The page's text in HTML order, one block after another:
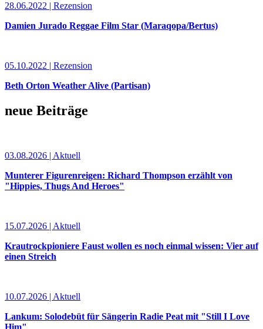
28.06.2022 | Rezension
Damien Jurado Reggae Film Star (Maraqopa/Bertus)
05.10.2022 | Rezension
Beth Orton Weather Alive (Partisan)
neue Beiträge
03.08.2026 | Aktuell
Munterer Figurenreigen: Richard Thompson erzählt von
"Hippies, Thugs And Heroes"
15.07.2026 | Aktuell
Krautrockpioniere Faust wollen es noch einmal wissen: Vier auf
einen Streich
10.07.2026 | Aktuell
Lankum: Solodebüt für Sängerin Radie Peat mit "Still I Love
Him"